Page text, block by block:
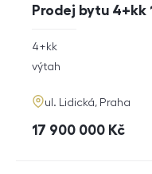
Prodej bytu 4+kk
rozměry
dispozice
4+kk
funkce
výtah
adresa
ul. Lidická, Praha
cena
17 900 000 Kč